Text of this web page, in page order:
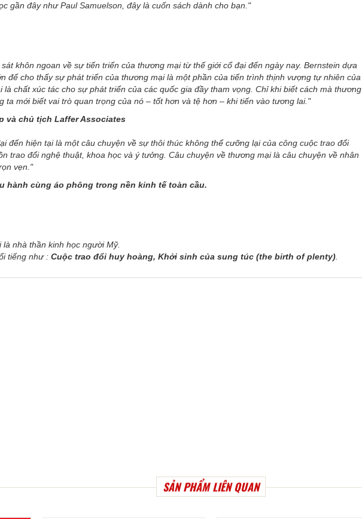
gần đây như Paul Samuelson, đây là cuốn sách dành cho bạn."
khôn ngoan về sự tiến triển của thương mại từ thế giới cổ đại đến ngày nay. Bernstein dựa
để cho thấy sự phát triển của thương mại là một phần của tiến trình thịnh vượng tự nhiên của
chất xúc tác cho sự phát triển của các quốc gia đầy tham vọng. Chỉ khi biết cách mà thương
ta mới biết vai trò quan trọng của nó – tốt hơn và tệ hơn – khi tiến vào tương lai."
và chủ tịch Laffer Associates
đến hiện tại là một câu chuyện về sự thôi thúc không thể cưỡng lại của công cuộc trao đổi
trao đổi nghệ thuật, khoa học và ý tưởng. Câu chuyện về thương mại là câu chuyện về nhân
vẹn."
hành cùng áo phông trong nền kinh tế toàn cầu.
nhà thần kinh học người Mỹ.
tiếng như : Cuộc trao đổi huy hoàng, Khởi sinh của sung túc (the birth of plenty).
SẢN PHẨM LIÊN QUAN